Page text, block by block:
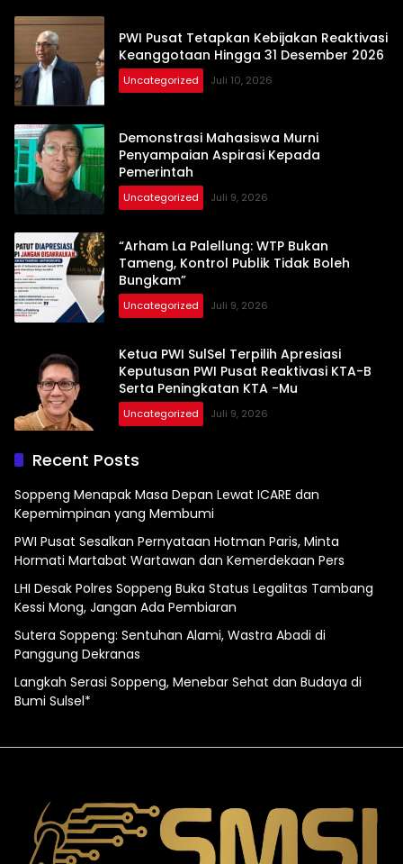
PWI Pusat Tetapkan Kebijakan Reaktivasi
Keanggotaan Hingga 31 Desember 2026
Uncategorized Juli 10, 2026
Demonstrasi Mahasiswa Murni
Penyampaian Aspirasi Kepada
Pemerintah
Uncategorized Juli 9, 2026
“Arham La Palellung: WTP Bukan
Tameng, Kontrol Publik Tidak Boleh
Bungkam”
Uncategorized Juli 9, 2026
Ketua PWI SulSel Terpilih Apresiasi
Keputusan PWI Pusat Reaktivasi KTA-B
Serta Peningkatan KTA -Mu
Uncategorized Juli 9, 2026
Recent Posts
Soppeng Menapak Masa Depan Lewat ICARE dan
Kepemimpinan yang Membumi
PWI Pusat Sesalkan Pernyataan Hotman Paris, Minta
Hormati Martabat Wartawan dan Kemerdekaan Pers
LHI Desak Polres Soppeng Buka Status Legalitas Tambang
Kessi Mong, Jangan Ada Pembiaran
Sutera Soppeng: Sentuhan Alami, Wastra Abadi di
Panggung Dekranas
Langkah Serasi Soppeng, Menebar Sehat dan Budaya di
Bumi Sulsel*